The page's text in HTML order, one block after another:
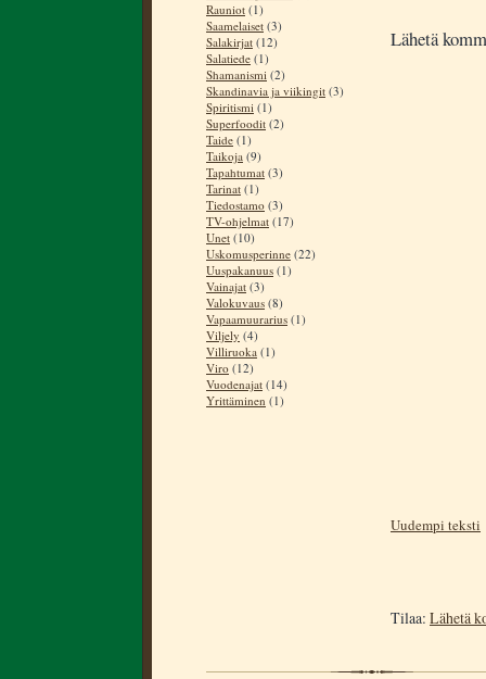
Rauniot (1)
Saamelaiset (3)
Salakirjat (12)
Salatiede (1)
Shamanismi (2)
Skandinavia ja viikingit (3)
Spiritismi (1)
Superfoodit (2)
Taide (1)
Taikoja (9)
Tapahtumat (3)
Tarinat (1)
Tiedostamo (3)
TV-ohjelmat (17)
Unet (10)
Uskomusperinne (22)
Uuspakanuus (1)
Vainajat (3)
Valokuvaus (8)
Vapaamuurarius (1)
Viljely (4)
Villiruoka (1)
Viro (12)
Vuodenajat (14)
Yrittäminen (1)
Lähetä
Uudempi teksti
Tilaa: Lähetä